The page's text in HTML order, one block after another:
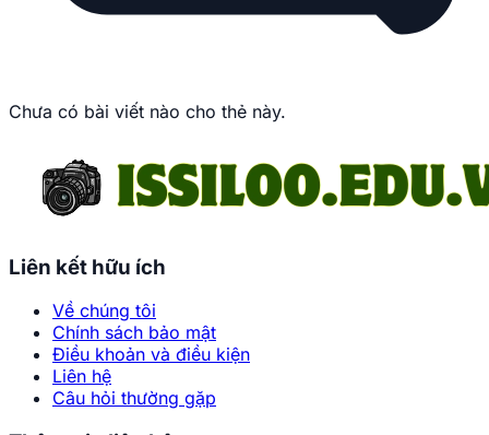
Chưa có bài viết nào cho thẻ này.
Liên kết hữu ích
Về chúng tôi
Chính sách bảo mật
Điều khoản và điều kiện
Liên hệ
Câu hỏi thường gặp